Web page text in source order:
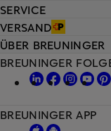
SERVICE
VERSAND
ÜBER BREUNINGER
BREUNINGER
BREUNINGER APP